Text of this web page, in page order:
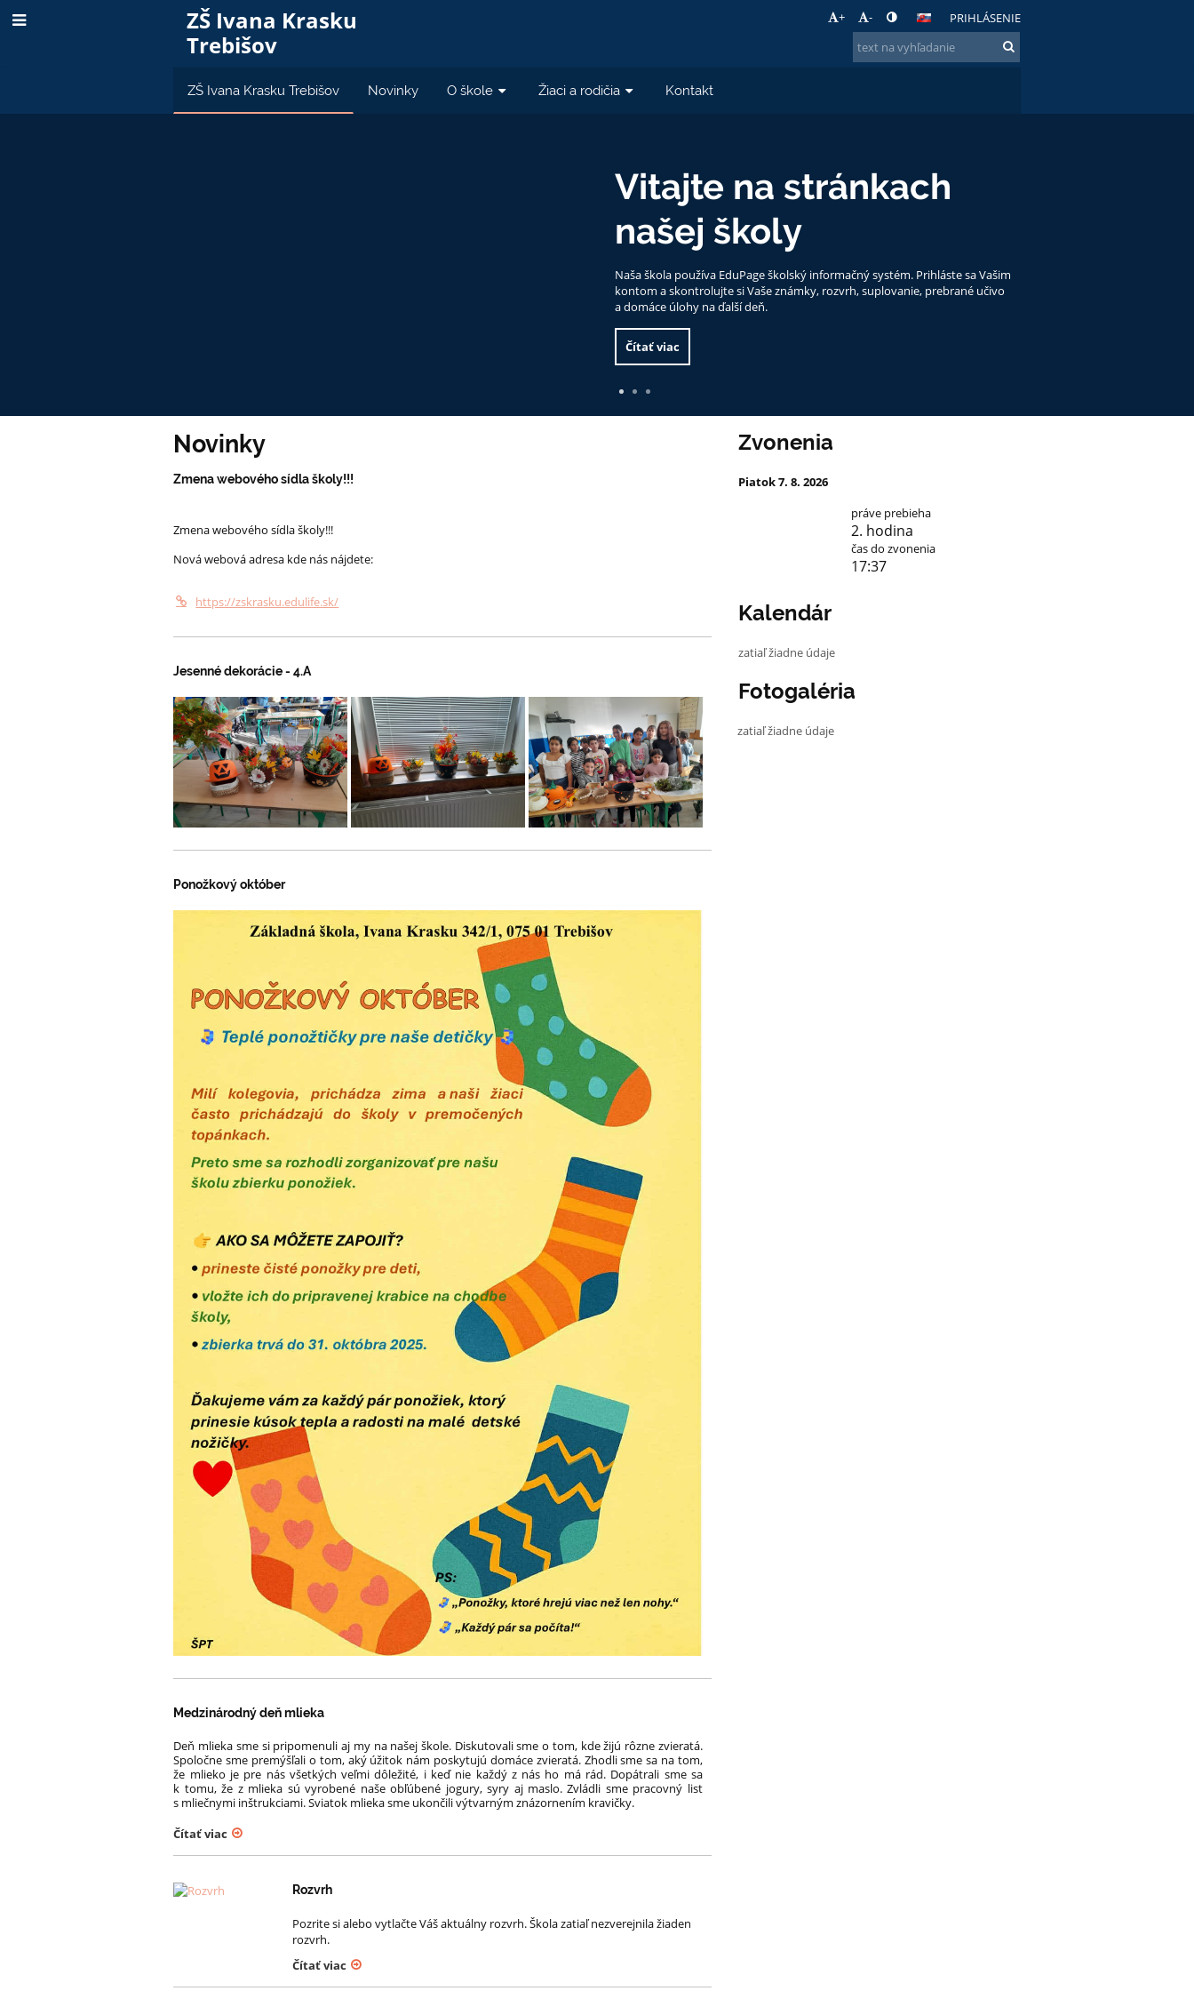
ZŠ Ivana Krasku
Trebišov
+ - PRIHLÁSENIE
ZŠ Ivana Krasku Trebišov Novinky O škole Žiaci a rodičia Kontakt
Vitajte na stránkach
našej školy
Naša škola používa EduPage školský informačný systém. Prihláste sa Vašim
kontom a skontrolujte si Vaše známky, rozvrh, suplovanie, prebrané učivo
a domáce úlohy na ďalší deň.
Čítať viac
Novinky
Zmena webového sídla školy!!!
Zmena webového sídla školy!!!
Nová webová adresa kde nás nájdete:
https://zskrasku.edulife.sk/
Jesenné dekorácie - 4.A
Ponožkový október
Medzinárodný deň mlieka
Deň mlieka sme si pripomenuli aj my na našej škole. Diskutovali sme o tom, kde žijú rôzne zvieratá.
Spoločne sme premýšľali o tom, aký úžitok nám poskytujú domáce zvieratá. Zhodli sme sa na tom,
že mlieko je pre nás všetkých veľmi dôležité, i keď nie každý z nás ho má rád. Dopátrali sme sa
k tomu, že z mlieka sú vyrobené naše obľúbené jogury, syry aj maslo. Zvládli sme pracovný list
s mliečnymi inštrukciami. Sviatok mlieka sme ukončili výtvarným znázornením kravičky.
Čítať viac
Rozvrh
Pozrite si alebo vytlačte Váš aktuálny rozvrh. Škola zatiaľ nezverejnila žiaden
rozvrh.
Čítať viac
Zvonenia
Piatok 7. 8. 2026
práve prebieha
2. hodina
čas do zvonenia
17:36
Kalendár
zatiaľ žiadne údaje
Fotogaléria
zatiaľ žiadne údaje